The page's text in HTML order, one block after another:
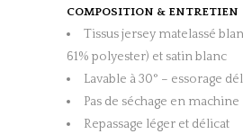
COMPOSITION & ENTRETIEN
Tissus jersey matelassé
61% polyester) et satin blanc
Lavable à 30° – essorage
Pas de séchage en machine
Repassage léger et délicat